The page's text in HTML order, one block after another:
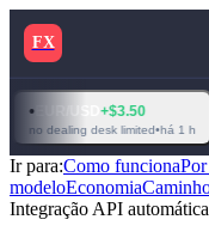
FX
USD
desk limited•há 1 h fusion
Ir para:Como funciona
modeloEconomia
Integração API automática